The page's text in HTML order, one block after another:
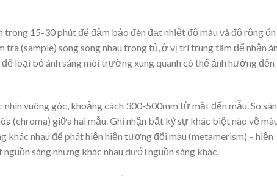
15-30 phút để đảm bảo đèn đạt nhiệt độ màu và độ rộng ổn
(sample) song song nhau trong tủ, ở vị trí trung tâm để nhận
loại bỏ ánh sáng môi trường xung quanh có thể ảnh hưởng
vuông góc, khoảng cách 300-500mm từ mắt đến mẫu. So
(chroma) giữa hai mẫu. Ghi nhận bất kỳ sự khác biệt nào về
khác nhau để phát hiện hiện tượng đổi màu (metamerism) – hiện
sáng nhưng khác nhau dưới nguồn sáng khác.